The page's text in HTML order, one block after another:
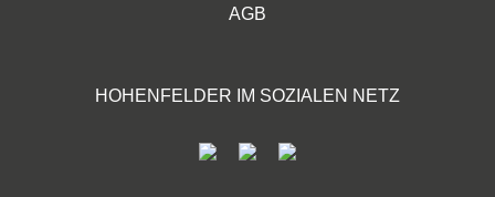
AGB
HOHENFELDER IM SOZIALEN NETZ